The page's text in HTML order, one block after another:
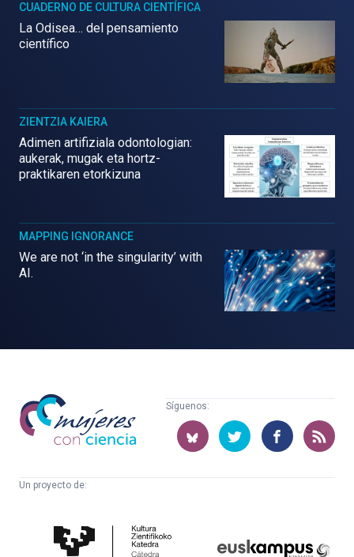
CUADERNO DE CULTURA CIENTÍFICA
La Odisea… del pensamiento
científico
ZIENTZIA KAIERA
Adimen artifiziala odontologian:
aukerak, mugak eta hortz-
praktikaren etorkizuna
MAPPING IGNORANCE
We are not ‘in the singularity’ with
AI.
Mujeres
con
ciencia
Síguenos:
Un proyecto de:
Cultura